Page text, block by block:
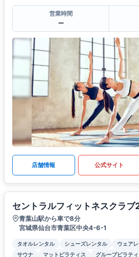
営業時間
ー
店舗情報 公式サイト
セントラルフィットネスクラブ
青葉山駅から車で8分
宮城県仙台市青葉区中央4-6-1
タオルレンタル シューズレンタル ウェア
サウナ
マットピラティス グループピラテ